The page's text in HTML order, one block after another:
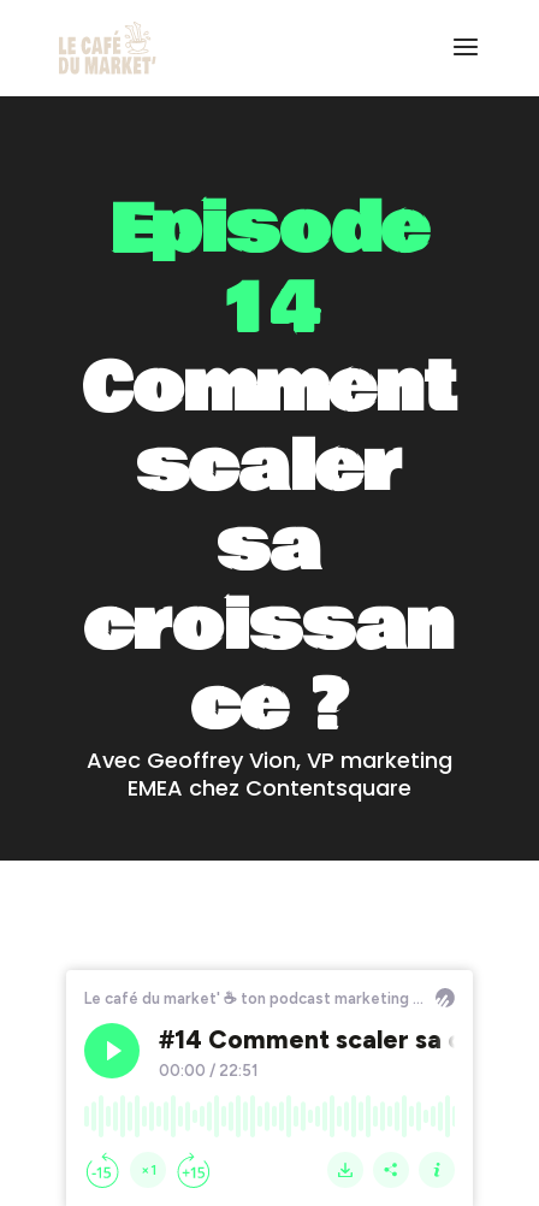
Episode
14
Comment
scaler
sa
croissan
ce ?
Avec Geoffrey Vion, VP marketing
EMEA chez Contentsquare